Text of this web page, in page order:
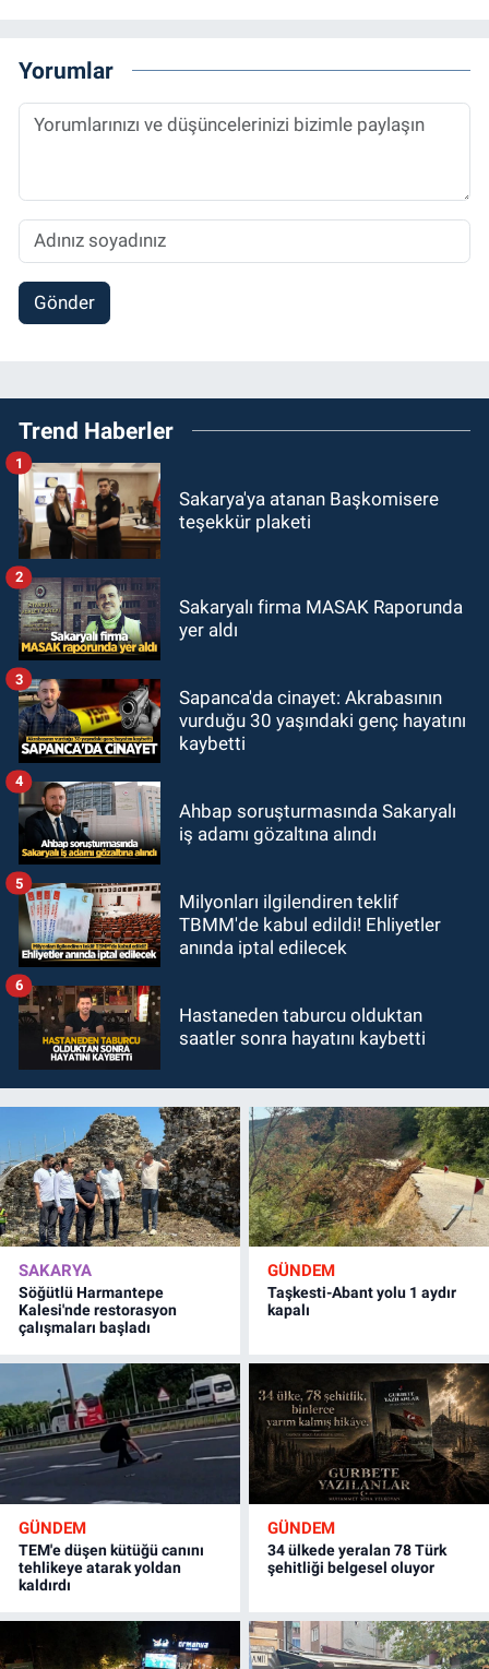
Yorumlar
Gönder
Trend Haberler
Sakarya'ya atanan Başkomisere
teşekkür plaketi
1
Sakaryalı firma MASAK Raporunda
yer aldı
2
Sapanca'da cinayet: Akrabasının
vurduğu 30 yaşındaki genç hayatını
kaybetti
3
Ahbap soruşturmasında Sakaryalı
iş adamı gözaltına alındı
4
Milyonları ilgilendiren teklif
TBMM'de kabul edildi! Ehliyetler
anında iptal edilecek
5
Hastaneden taburcu olduktan
saatler sonra hayatını kaybetti
6
SAKARYA
Söğütlü Harmantepe
Kalesi'nde restorasyon
çalışmaları başladı
GÜNDEM
Taşkesti-Abant yolu 1 aydır
kapalı
GÜNDEM
TEM'e düşen kütüğü canını
tehlikeye atarak yoldan
kaldırdı
GÜNDEM
34 ülkede yeralan 78 Türk
şehitliği belgesel oluyor